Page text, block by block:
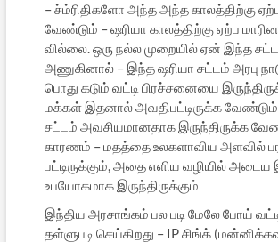
– ச்ம்ரிதிகளோ அந்த அந்த காலத்திற்கு
வேண்டும் – ஷரியா காலத்திற்கு ஏற்ப
வில்லை. ஒரு நல்ல முறையில் ஏன் இந்த
அணுகினால் – இந்த ஷரியா சட்டம் அரபு
பொது கடும் வட்டி பிரச்சனையை
மக்கள் இதனால் அவதிபட்டிருக்க
சட்டம் அவசியமானதாக இருந்திருக்க
காரணம் – மதத்தை உலகளாவிய அளவில்
பட்டிருக்கும், அதை எளிய வழியில்
உபயோகமாக இருந்திருக்கும்
இந்திய அரசாங்கம் பல படி மேலே போய்
தள்ளுபடி செய்கிறது – IP சிங்க்